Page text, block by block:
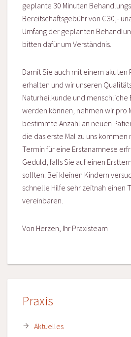
geplante 30 Minuten
Bereitschaftsgebühr von € 30,-
Umfang der geplanten
bitten dafür um Verständnis.
Damit Sie auch mit einem
erhalten und wir unseren
Naturheilkunde und
werden können, nehmen wir pro
bestimmte Anzahl an neuen
die das erste Mal zu uns
Termin für eine Erstanamnese
Geduld, falls Sie auf einen
sollten. Bei kleinen Kindern
schnelle Hilfe sehr zeitnah einen
vereinbaren.
Von Herzen, Ihr Praxisteam
Praxis
Aktuelles